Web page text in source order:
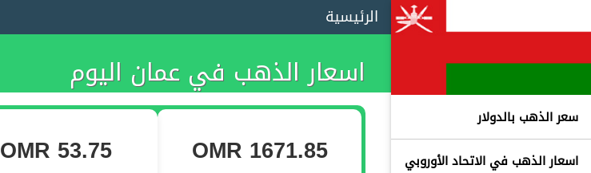
سعر الذهب بالدولار
اسعار الذهب في الاتحاد الأوروبي
الرئيسية
اسعار الذهب في عمان اليوم
OMR 1671.85
OMR 53.75